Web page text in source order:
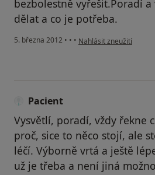
bezbolestně vyřešit.Poradí
dělat a co je potřeba.
5. března 2012 • • • podle názoru uživatele
Nahlásit zneužití
Pacient
Vysvětlí, poradí, vždy řekne
proč, sice to něco stojí, ale
léčí. Výborně vrtá a ještě
už je třeba a není jiná